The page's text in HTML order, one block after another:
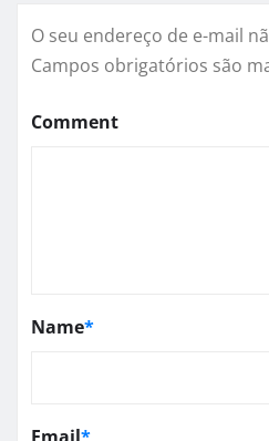
O seu endereço de e-mail
Campos obrigatórios são
Comment
Name*